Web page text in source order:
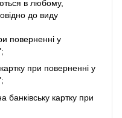
в любому,
до виду
поверненні у
при поверненні у
банківську картку при